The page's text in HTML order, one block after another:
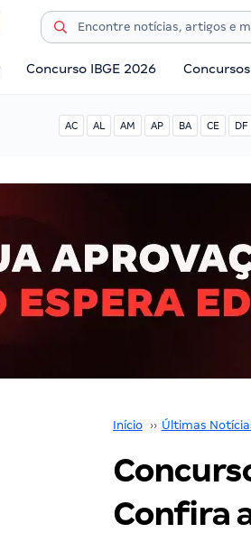
Concurso IBGE 2026 Concursos
AC AL AM AP BA CE DF
Início ›› Últimas
Confira